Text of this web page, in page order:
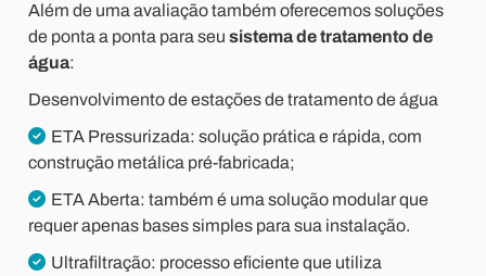
Além de uma avaliação também oferecemos soluções
de ponta a ponta para seu sistema de tratamento de
água:
Desenvolvimento de estações de tratamento de água
ETA Pressurizada: solução prática e rápida, com
construção metálica pré-fabricada;
ETA Aberta: também é uma solução modular que
requer apenas bases simples para sua instalação.
Ultrafiltração: processo eficiente que utiliza